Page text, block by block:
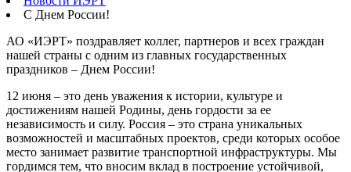
С Днем России!
АО «ИЭРТ» поздравляет коллег, партнеров и всех граждан
нашей страны с одним из главных государственных
праздников – Днем России!
12 июня – это день уважения к истории, культуре и
достижениям нашей Родины, день гордости за ее
независимость и силу. Россия – это страна уникальных
возможностей и масштабных проектов, среди которых особое
место занимает развитие транспортной инфраструктуры. Мы
гордимся тем, что вносим вклад в построение устойчивой,